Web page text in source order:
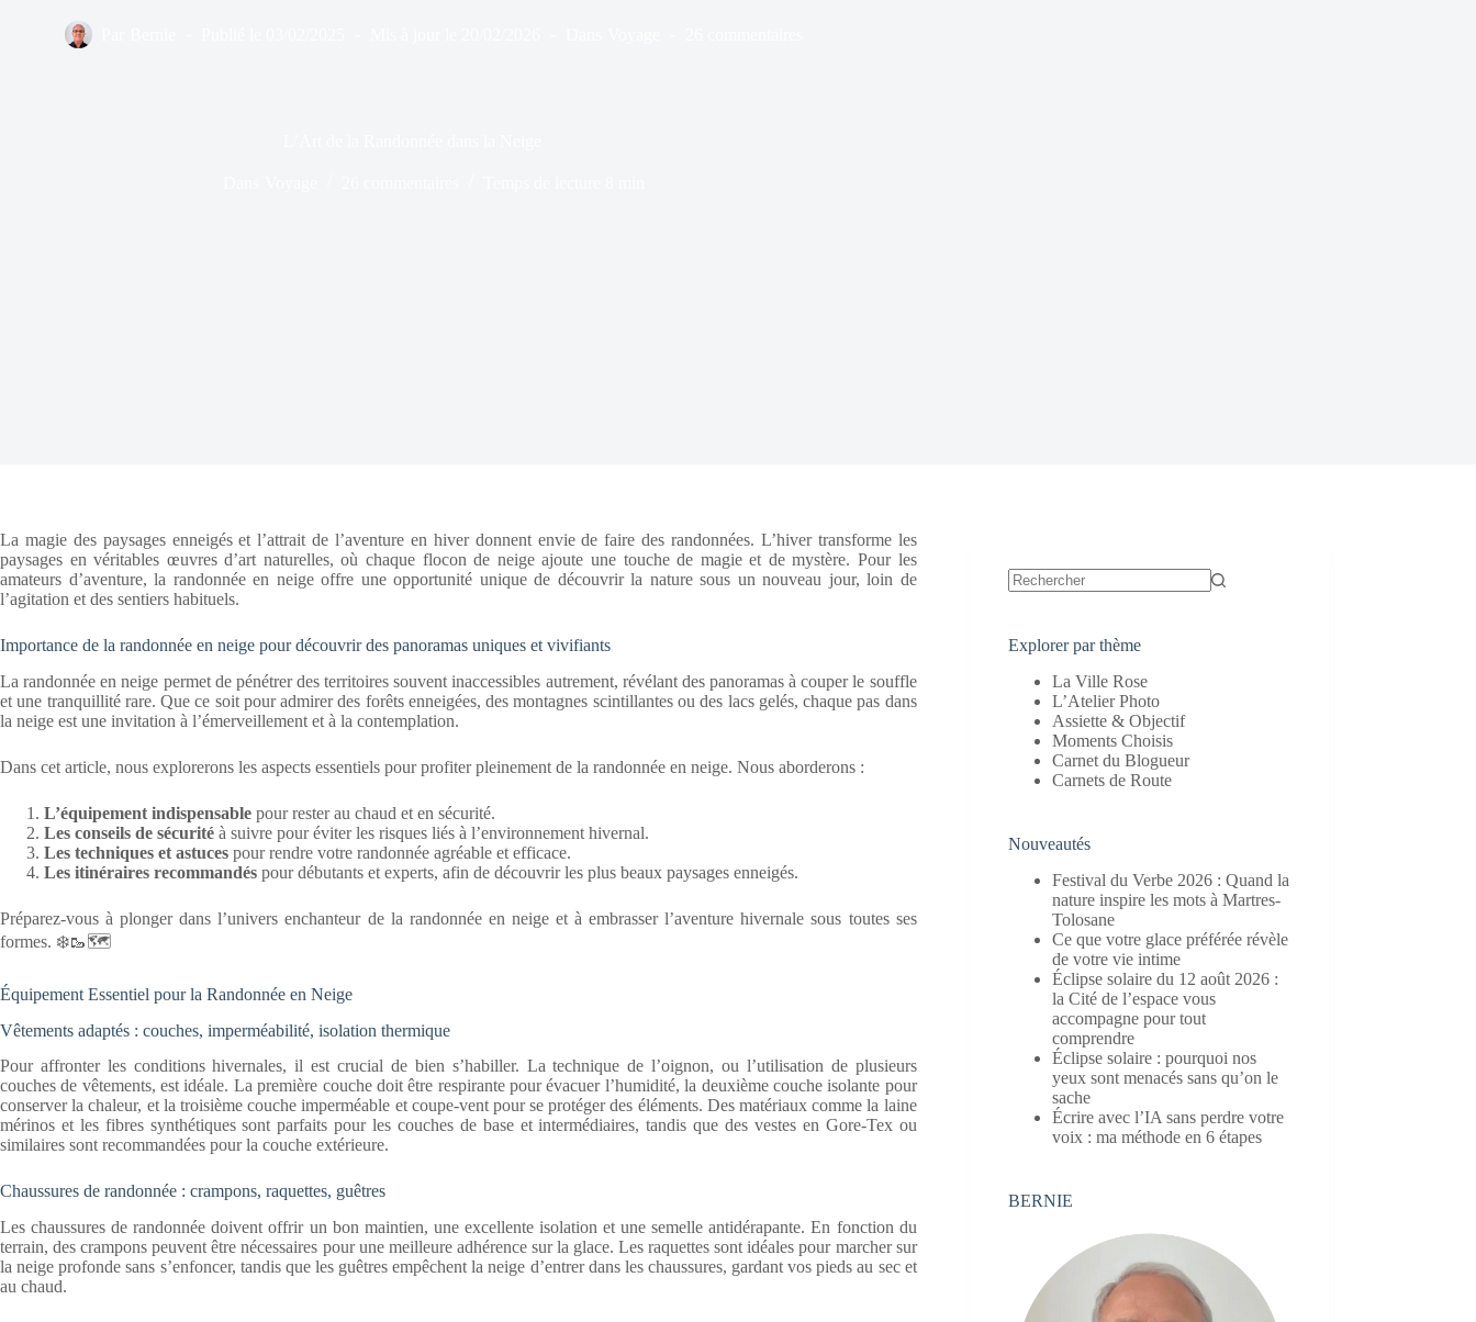
La magie des paysages enneigés et l’attrait de l’aventure en hiver donnent envie de faire des randonnées. L’hiver transforme les
paysages en véritables œuvres d’art naturelles, où chaque flocon de neige ajoute une touche de magie et de mystère. Pour les
amateurs d’aventure, la randonnée en neige offre une opportunité unique de découvrir la nature sous un nouveau jour, loin de
l’agitation et des sentiers habituels.
Importance de la randonnée en neige pour découvrir des panoramas uniques et vivifiants
La randonnée en neige permet de pénétrer des territoires souvent inaccessibles autrement, révélant des panoramas à couper le souffle
et une tranquillité rare. Que ce soit pour admirer des forêts enneigées, des montagnes scintillantes ou des lacs gelés, chaque pas dans
la neige est une invitation à l’émerveillement et à la contemplation.
Dans cet article, nous explorerons les aspects essentiels pour profiter pleinement de la randonnée en neige. Nous aborderons :
L’équipement indispensable pour rester au chaud et en sécurité.
Les conseils de sécurité à suivre pour éviter les risques liés à l’environnement hivernal.
Les techniques et astuces pour rendre votre randonnée agréable et efficace.
Les itinéraires recommandés pour débutants et experts, afin de découvrir les plus beaux paysages enneigés.
Préparez-vous à plonger dans l’univers enchanteur de la randonnée en neige et à embrasser l’aventure hivernale sous toutes ses
formes. ❄️🥾🗺️
Équipement Essentiel pour la Randonnée en Neige
Vêtements adaptés : couches, imperméabilité, isolation thermique
Pour affronter les conditions hivernales, il est crucial de bien s’habiller. La technique de l’oignon, ou l’utilisation de plusieurs
couches de vêtements, est idéale. La première couche doit être respirante pour évacuer l’humidité, la deuxième couche isolante pour
conserver la chaleur, et la troisième couche imperméable et coupe-vent pour se protéger des éléments. Des matériaux comme la laine
mérinos et les fibres synthétiques sont parfaits pour les couches de base et intermédiaires, tandis que des vestes en Gore-Tex ou
similaires sont recommandées pour la couche extérieure.
Chaussures de randonnée : crampons, raquettes, guêtres
Les chaussures de randonnée doivent offrir un bon maintien, une excellente isolation et une semelle antidérapante. En fonction du
terrain, des crampons peuvent être nécessaires pour une meilleure adhérence sur la glace. Les raquettes sont idéales pour marcher sur
la neige profonde sans s’enfoncer, tandis que les guêtres empêchent la neige d’entrer dans les chaussures, gardant vos pieds au sec et
au chaud.
Explorer par thème
La Ville Rose
L’Atelier Photo
Assiette & Objectif
Moments Choisis
Carnet du Blogueur
Carnets de Route
Nouveautés
Festival du Verbe 2026 : Quand la
nature inspire les mots à Martres-
Tolosane
Ce que votre glace préférée révèle
de votre vie intime
Éclipse solaire du 12 août 2026 :
la Cité de l’espace vous
accompagne pour tout
comprendre
Éclipse solaire : pourquoi nos
yeux sont menacés sans qu’on le
sache
Écrire avec l’IA sans perdre votre
voix : ma méthode en 6 étapes
BERNIE